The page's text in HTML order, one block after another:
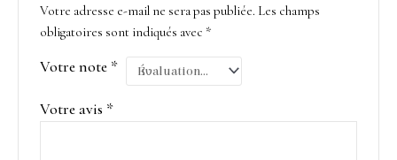
Votre adresse e-mail ne sera pas publiée. Les champs
obligatoires sont indiqués avec *
Votre note *
Votre avis *